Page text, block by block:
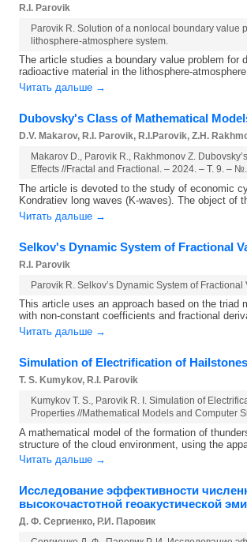
R.I. Parovik
Parovik R. Solution of a nonlocal boundary value
lithosphere-atmosphere system.
The article studies a boundary value problem for
radioactive material in the lithosphere-
Читать дальше →
Dubovsky's Class of Mathematical
D.V. Makarov, R.I. Parovik, R.I.Parovik, Z.H.
Makarov D., Parovik R., Rakhmonov Z.
Effects //Fractal and Fractional. – 2024. – Т. 9. –
The article is devoted to the study of economic
Kondratiev long waves (K-waves). The object of
Читать дальше →
Selkov's Dynamic System of Fractional
R.I. Parovik
Parovik R. Selkov’s Dynamic System of
This article uses an approach based on the triad
with non-constant coefficients and fractional
Читать дальше →
Simulation of Electrification of
T. S. Kumykov, R.I. Parovik
Kumykov T. S., Parovik R. I. Simulation of
Properties //Mathematical Models and Computer
A mathematical model of the formation of
structure of the cloud environment, using the
Читать дальше →
Исследование эффективности
высокочастотной геоакустической
Д. Ф. Сергиенко, Р.И. Паровик